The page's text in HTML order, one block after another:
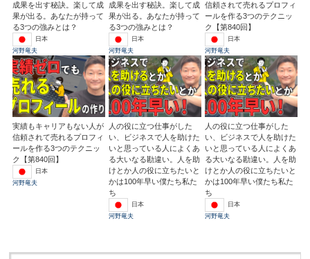
成果を出す秘訣。楽して成
果が出る。あなたが持って
る3つの強みとは？
日本
河野竜夫
成果を出す秘訣。楽して成
果が出る。あなたが持って
る3つの強みとは？
日本
河野竜夫
信頼されて売れるプロフィ
ールを作る3つのテクニッ
ク【第840回】
日本
河野竜夫
実績もキャリアもない人が
信頼されて売れるプロフィ
ールを作る3つのテクニッ
ク【第840回】
日本
河野竜夫
人の役に立つ仕事がした
い、ビジネスで人を助けた
いと思っている人によくあ
る大いなる勘違い。人を助
けとか人の役に立ちたいと
かは100年早い僕たち私た
ち
日本
河野竜夫
人の役に立つ仕事がした
い、ビジネスで人を助けた
いと思っている人によくあ
る大いなる勘違い。人を助
けとか人の役に立ちたいと
かは100年早い僕たち私た
ち
日本
河野竜夫